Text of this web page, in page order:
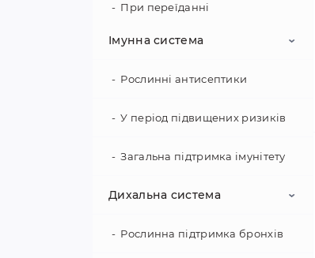
При переїданні
При тязі до нікотину
Імунна система
Рослинні антисептики
У період підвищених ризиків
Загальна підтримка імунітету
Дихальна система
Рослинна підтримка бронхів